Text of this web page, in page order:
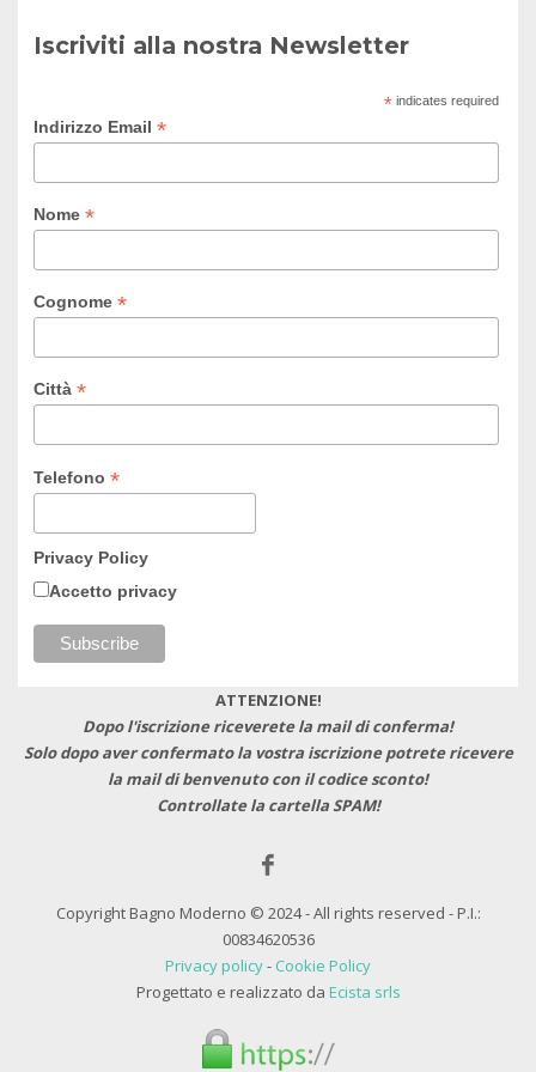
Iscriviti alla nostra Newsletter
*indicates required
Indirizzo Email *
Nome *
Cognome *
Città *
Telefono *
Privacy Policy
Accetto privacy
ATTENZIONE!
Dopo l'iscrizione riceverete la mail di conferma!
Solo dopo aver confermato la vostra iscrizione potrete ricevere
la mail di benvenuto con il codice sconto!
Controllate la cartella SPAM!
Copyright Bagno Moderno © 2024 - All rights reserved - P.I.:
00834620536
Privacy policy- Cookie Policy
Progettato e realizzato da Ecista srls